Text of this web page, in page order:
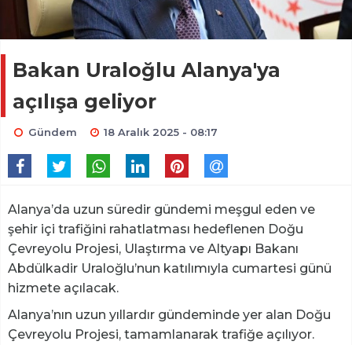
Bakan Uraloğlu Alanya'ya
açılışa geliyor
Gündem 18 Aralık 2025 - 08:17
Alanya’da uzun süredir gündemi meşgul eden ve
şehir içi trafiğini rahatlatması hedeflenen Doğu
Çevreyolu Projesi, Ulaştırma ve Altyapı Bakanı
Abdülkadir Uraloğlu’nun katılımıyla cumartesi günü
hizmete açılacak.
Alanya’nın uzun yıllardır gündeminde yer alan Doğu
Çevreyolu Projesi, tamamlanarak trafiğe açılıyor.